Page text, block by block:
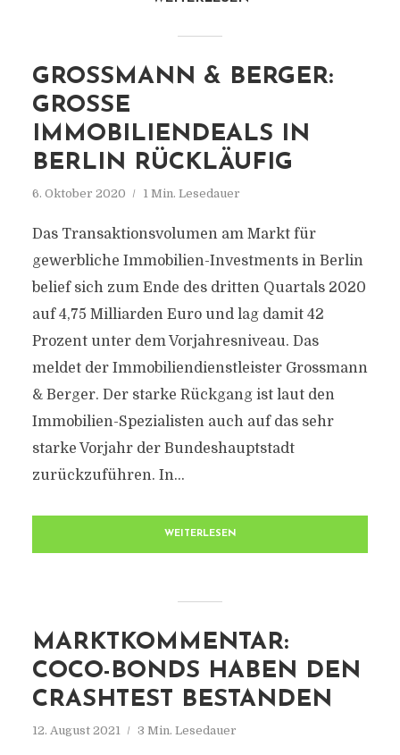
GROSSMANN & BERGER:
GROSSE I
MMOBILIENDEALS IN B
ERLIN RÜCKLÄUFIG
6. Oktober 2020 1 Min. Lesedauer
Das Transaktionsvolumen am Markt für
gewerbliche Immobilien-Investments in Berlin
belief sich zum Ende des dritten Quartals 2020
auf 4,75 Milliarden Euro und lag damit 42
Prozent unter dem Vorjahresniveau. Das
meldet der Immobiliendienstleister Grossmann
& Berger. Der starke Rückgang ist laut den
Immobilien-Spezialisten auch auf das sehr
starke Vorjahr der Bundeshauptstadt
zurückzuführen. In...
WEITERLESEN
MARKTKOMMENTAR:
COCO-BONDS HABEN DEN
CRASHTEST BESTANDEN
12. August 2021 3 Min. Lesedauer